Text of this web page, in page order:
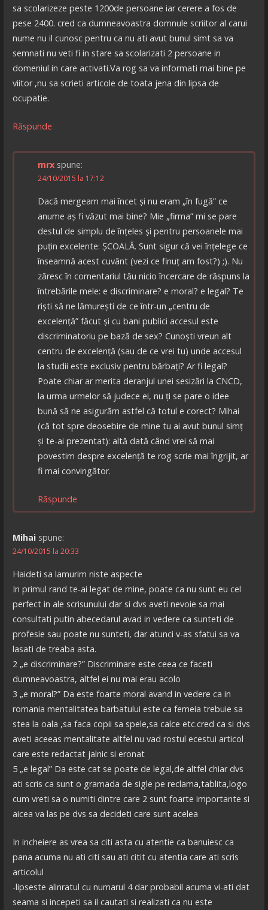
sa scolarizeze peste 1200de persoane iar cerere a fos de
pese 2400. cred ca dumneavoastra domnule scriitor al carui
nume nu il cunosc pentru ca nu ati avut bunul simt sa va
semnati nu veti fi in stare sa scolarizati 2 persoane in
domeniul in care activati.Va rog sa va informati mai bine pe
viitor ,nu sa scrieti articole de toata jena din lipsa de
ocupatie.
Răspunde
mrx spune:
24/10/2015 la 17:12
Dacă mergeam mai încet și nu eram „în fugă” ce
anume aș fi văzut mai bine? Mie „firma” mi se pare
destul de simplu de înțeles și pentru persoanele mai
puțin excelente: ȘCOALĂ. Sunt sigur că vei înțelege ce
înseamnă acest cuvânt (vezi ce finuț am fost?) ;). Nu
zăresc în comentariul tău nicio încercare de răspuns la
întrebările mele: e discriminare? e moral? e legal? Te
riști să ne lămurești de ce într-un „centru de
excelență” făcut și cu bani publici accesul este
discriminatoriu pe bază de sex? Cunoști vreun alt
centru de excelență (sau de ce vrei tu) unde accesul
la studii este exclusiv pentru bărbați? Ar fi legal?
Poate chiar ar merita deranjul unei sesizări la CNCD,
la urma urmelor să judece ei, nu ți se pare o idee
bună să ne asigurăm astfel că totul e corect? Mihai
(că tot spre deosebire de mine tu ai avut bunul simț
și te-ai prezentat): altă dată când vrei să mai
povestim despre excelență te rog scrie mai îngrijit, ar
fi mai convingător.
Răspunde
Mihai spune:
24/10/2015 la 20:33
Haideti sa lamurim niste aspecte
In primul rand te-ai legat de mine, poate ca nu sunt eu cel
perfect in ale scrisunului dar si dvs aveti nevoie sa mai
consultati putin abecedarul avad in vedere ca sunteti de
profesie sau poate nu sunteti, dar atunci v-as sfatui sa va
lasati de treaba asta.
2 „e discriminare?” Discriminare este ceea ce faceti
dumneavoastra, altfel ei nu mai erau acolo
3 „e moral?” Da este foarte moral avand in vedere ca in
romania mentalitatea barbatului este ca femeia trebuie sa
stea la oala ,sa faca copii sa spele,sa calce etc.cred ca si dvs
aveti aceeas mentalitate altfel nu vad rostul ecestui articol
care este redactat jalnic si eronat
5 „e legal” Da este cat se poate de legal,de altfel chiar dvs
ati scris ca sunt o gramada de sigle pe reclama,tablita,logo
cum vreti sa o numiti dintre care 2 sunt foarte importante si
aicea va las pe dvs sa decideti care sunt acelea
In incheiere as vrea sa citi asta cu atentie ca banuiesc ca
pana acuma nu ati citi sau ati citit cu atentia care ati scris
articolul
-lipseste alinratul cu numarul 4 dar probabil acuma vi-ati dat
seama si incepeti sa il cautati si realizati ca nu este